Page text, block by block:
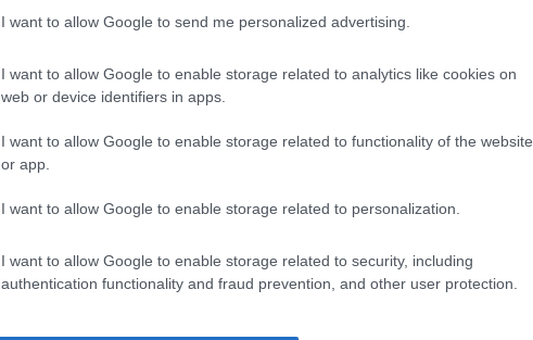
I want to allow Google to send me personalized advertising.
I want to allow Google to enable storage related to analytics like cookies on
web or device identifiers in apps.
I want to allow Google to enable storage related to functionality of the website
or app.
I want to allow Google to enable storage related to personalization.
I want to allow Google to enable storage related to security, including
authentication functionality and fraud prevention, and other user protection.